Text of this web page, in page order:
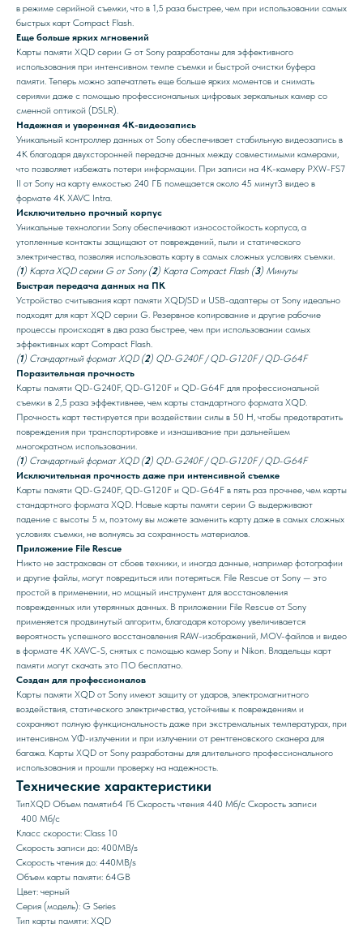
в режиме серийной съемки, что в 1,5 раза быстрее, чем при использовании самых
быстрых карт Compact Flash.
Еще больше ярких мгновений
Карты памяти XQD серии G от Sony разработаны для эффективного
использования при интенсивном темпе съемки и быстрой очистки буфера
памяти. Теперь можно запечатлеть еще больше ярких моментов и снимать
сериями даже с помощью профессиональных цифровых зеркальных камер со
сменной оптикой (DSLR).
Надежная и уверенная 4K-видеозапись
Уникальный контроллер данных от Sony обеспечивает стабильную видеозапись в
4K благодаря двухсторонней передаче данных между совместимыми камерами,
что позволяет избежать потери информации. При записи на 4K-камеру PXW-FS7
II от Sony на карту емкостью 240 ГБ помещается около 45 минут3 видео в
формате 4K XAVC Intra.
Исключительно прочный корпус
Уникальные технологии Sony обеспечивают износостойкость корпуса, а
утопленные контакты защищают от повреждений, пыли и статического
электричества, позволяя использовать карту в самых сложных условиях съемки.
(1) Карта XQD серии G от Sony (2) Карта Compact Flash (3) Минуты
Быстрая передача данных на ПК
Устройство считывания карт памяти XQD/SD и USB-адаптеры от Sony идеально
подходят для карт XQD серии G. Резервное копирование и другие рабочие
процессы происходят в два раза быстрее, чем при использовании самых
эффективных карт Compact Flash.
(1) Стандартный формат XQD (2) QD-G240F / QD-G120F / QD-G64F
Поразительная прочность
Карты памяти QD-G240F, QD-G120F и QD-G64F для профессиональной
съемки в 2,5 раза эффективнее, чем карты стандартного формата XQD.
Прочность карт тестируется при воздействии силы в 50 Н, чтобы предотвратить
повреждения при транспортировке и изнашивание при дальнейшем
многократном использовании.
(1) Стандартный формат XQD (2) QD-G240F / QD-G120F / QD-G64F
Исключительная прочность даже при интенсивной съемке
Карты памяти QD-G240F, QD-G120F и QD-G64F в пять раз прочнее, чем карты
стандартного формата XQD. Новые карты памяти серии G выдерживают
падение с высоты 5 м, поэтому вы можете заменить карту даже в самых сложных
условиях съемки, не волнуясь за сохранность материалов.
Приложение File Rescue
Никто не застрахован от сбоев техники, и иногда данные, например фотографии
и другие файлы, могут повредиться или потеряться. File Rescue от Sony — это
простой в применении, но мощный инструмент для восстановления
поврежденных или утерянных данных. В приложении File Rescue от Sony
применяется продвинутый алгоритм, благодаря которому увеличивается
вероятность успешного восстановления RAW-изображений, MOV-файлов и видео
в формате 4K XAVC-S, снятых с помощью камер Sony и Nikon. Владельцы карт
памяти могут скачать это ПО бесплатно.
Создан для профессионалов
Карты памяти XQD от Sony имеют защиту от ударов, электромагнитного
воздействия, статического электричества, устойчивы к повреждениям и
сохраняют полную функциональность даже при экстремальных температурах, при
интенсивном УФ-излучении и при излучении от рентгеновского сканера для
багажа. Карты XQD от Sony разработаны для длительного профессионального
использования и прошли проверку на надежность.
Технические характеристики
ТипXQD Объем памяти64 Гб Скорость чтения 440 Мб/с Скорость записи
400 Мб/c
Класс скорости: Class 10
Скорость записи до: 400MB/s
Скорость чтения до: 440MB/s
Объем карты памяти: 64GB
Цвет: черный
Серия (модель): G Series
Тип карты памяти: XQD